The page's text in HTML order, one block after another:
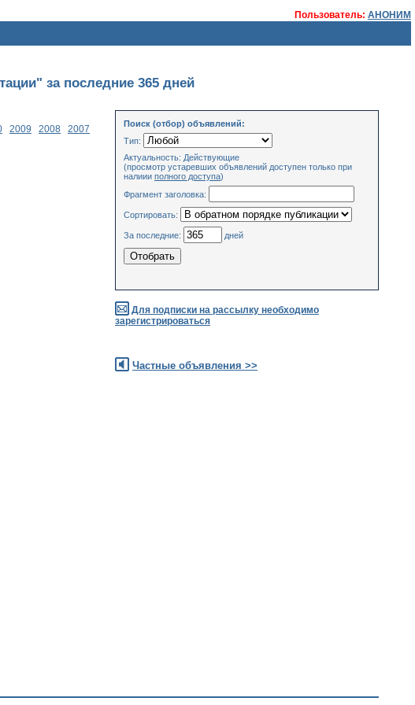
Пользователь: АНОНИМ
за последние 365 дней
2009 2008
2007
Поиск (отбор) объявлений:
Тип:
Актуальность: Действующие
(просмотр устаревших объявлений доступен только при
налиии полного доступа)
Фрагмент заголовка:
Сортировать:
За последние: дней
Для подписки на рассылку необходимо
зарегистрироваться
Частные объявления >>